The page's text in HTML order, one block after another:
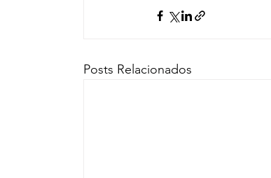
Posts Relacionados